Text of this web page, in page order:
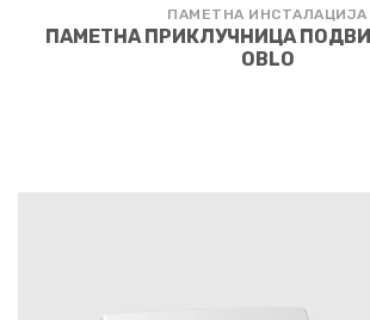
ПАМЕТНА ИНСТАЛАЦИЈА
ПАМЕТНА ПРИКЛУЧНИЦА
OBLO